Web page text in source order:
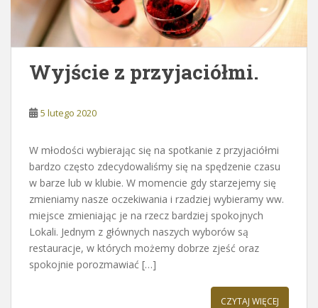
Wyjście z przyjaciółmi.
5 lutego 2020
W młodości wybierając się na spotkanie z przyjaciółmi
bardzo często zdecydowaliśmy się na spędzenie czasu
w barze lub w klubie. W momencie gdy starzejemy się
zmieniamy nasze oczekiwania i rzadziej wybieramy ww.
miejsce zmieniając je na rzecz bardziej spokojnych
Lokali. Jednym z głównych naszych wyborów są
restauracje, w których możemy dobrze zjeść oraz
spokojnie porozmawiać […]
CZYTAJ WIĘCEJ